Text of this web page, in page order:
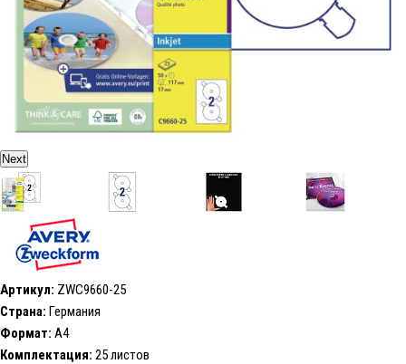
Next
Артикул: ZWC9660-25
Страна: Германия
Формат: А4
Комплектация: 25 листов